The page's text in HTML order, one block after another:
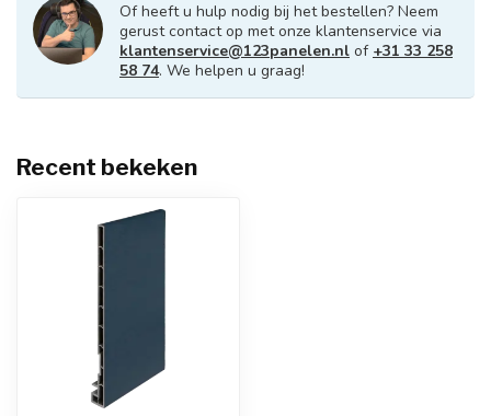
Of heeft u hulp nodig bij het bestellen? Neem
gerust contact op met onze klantenservice via
klantenservice@123panelen.nl of +31 33 258
58 74. We helpen u graag!
Recent bekeken